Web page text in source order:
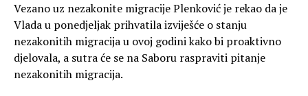
Vezano uz nezakonite migracije Plenković je rekao da je
Vlada u ponedjeljak prihvatila izviješće o stanju
nezakonitih migracija u ovoj godini kako bi proaktivno
djelovala, a sutra će se na Saboru raspraviti pitanje
nezakonitih migracija.